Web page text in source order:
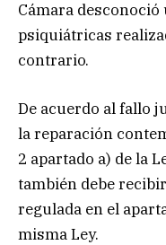
Cámara
psiquiátricas
contrario.
De acuerdo al fallo
la reparación
2 apartado a) de la
también debe
regulada en el
misma Ley.